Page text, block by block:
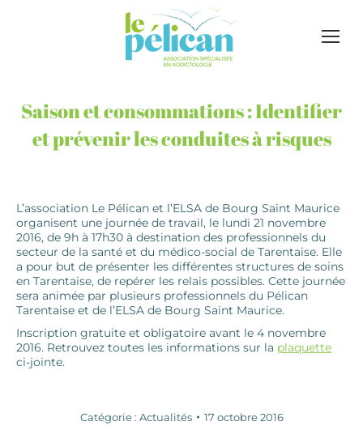
Saison et consommations : Identifier
et prévenir les conduites à risques
L’association Le Pélican et l’ELSA de Bourg Saint Maurice
organisent une journée de travail, le lundi 21 novembre
2016, de 9h à 17h30 à destination des professionnels du
secteur de la santé et du médico-social de Tarentaise. Elle
a pour but de présenter les différentes structures de soins
en Tarentaise, de repérer les relais possibles. Cette journée
sera animée par plusieurs professionnels du Pélican
Tarentaise et de l’ELSA de Bourg Saint Maurice.
Inscription gratuite et obligatoire avant le 4 novembre
2016. Retrouvez toutes les informations sur la plaquette
ci-jointe.
Catégorie : Actualités 17 octobre 2016